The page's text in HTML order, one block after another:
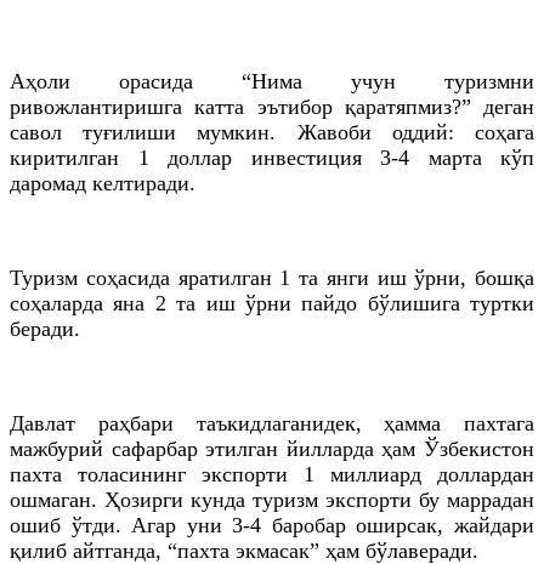
Аҳоли орасида “Нима учун туризмни
ривожлантиришга катта эътибор қаратяпмиз?” деган
савол туғилиши мумкин. Жавоби оддий: соҳага
киритилган 1 доллар инвестиция 3-4 марта кўп
даромад келтиради.
Туризм соҳасида яратилган 1 та янги ишўрни, бошқа
соҳаларда яна 2та иш ўрни пайдо бўлишига туртки
беради.
Давлат раҳбари таъкидлаганидек, ҳамма пахтага
мажбурий сафарбар этилган йилларда ҳам Ўзбекистон
пахта толасининг экспорти 1 миллиард доллардан
ошмаган. Ҳозирги кунда туризм экспорти бу маррадан
ошиб ўтди. Агар уни 3-4 баробар оширсак, жайдари
қилиб айтганда, “пахта экмасак” ҳам бўлаверади.